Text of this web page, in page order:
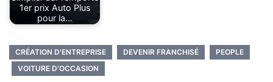
1er prix Auto Plus
pour la…
CRÉATION D'ENTREPRISE DEVENIR FRANCHISÉ
PEOPLE
VOITURE D'OCCASION